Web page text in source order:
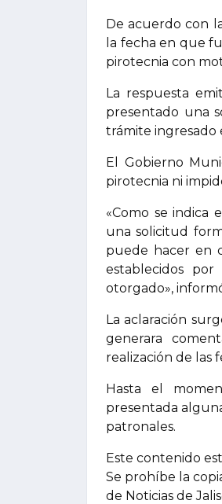
De acuerdo con
la fecha en que
pirotecnia con
La respuesta
presentado una
trámite ingresado
El Gobierno
pirotecnia ni
«Como se indica
una solicitud
puede hacer en
establecidos
otorgado»,
La aclaración
generara
realización de las
Hasta el
presentada
patronales.
Este contenido
Se prohíbe la
de Noticias de